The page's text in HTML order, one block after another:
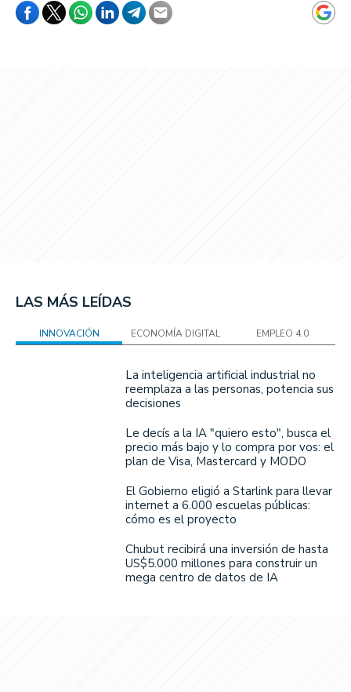
LAS MÁS LEÍDAS
INNOVACIÓN ECONOMÍA DIGITAL EMPLEO 4.0
La inteligencia artificial industrial no
reemplaza a las personas, potencia sus
decisiones
Le decís a la IA "quiero esto", busca el
precio más bajo y lo compra por vos: el
plan de Visa, Mastercard y MODO
El Gobierno eligió a Starlink para llevar
internet a 6.000 escuelas públicas:
cómo es el proyecto
Chubut recibirá una inversión de hasta
US$5.000 millones para construir un
mega centro de datos de IA